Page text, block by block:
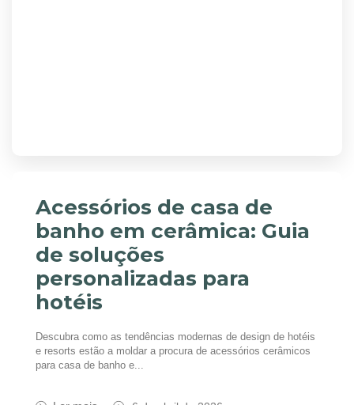
Acessórios de casa de
banho em cerâmica: Guia
de soluções
personalizadas para
hotéis
Descubra como as tendências modernas de design de hotéis
e resorts estão a moldar a procura de acessórios cerâmicos
para casa de banho e...